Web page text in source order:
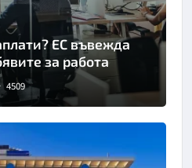
ЕС въвежда
за работа
4509